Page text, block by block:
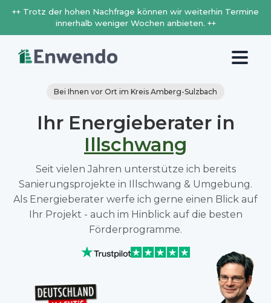
++ Trotz der hohen Nachfrage können wir weiterhin Termine
innerhalb weniger Wochen anbieten. ++
Bei Ihnen vor Ort im Kreis Amberg-Sulzbach
Ihr Energieberater in
Illschwang
Seit vielen Jahren unterstütze ich bereits
Sanierungsprojekte in Illschwang & Umgebung.
Als Energieberater werfe ich gerne einen Blick auf
Ihr Projekt - auch im Hinblick auf die besten
Förderprogramme.